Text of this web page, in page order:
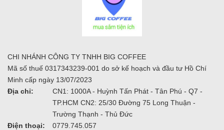
CHI NHÁNH CÔNG TY TNHH BIG COFFEE
Mã số thuế 0317343239-001 do sở kế hoạch và đầu tư Hồ Chí
Minh cấp ngày 13/07/2023
Địa chỉ:
CN1: 1000A - Huỳnh Tấn Phát - Tân Phú - Q7 -
TP.HCM CN2: 25/30 Đường 75 Long Thuận -
Trường Thạnh - Thủ Đức
Điện thoại:
0779.745.057